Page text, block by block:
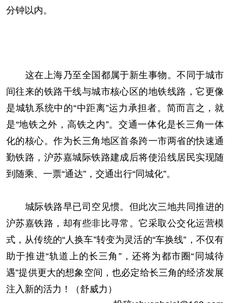
分钟以内。
这在上海乃至全国都属于新生事物。不同于城市
间往来的铁路干线与城市核心区的地铁线路，它更像
是城轨系统中的“中距离”运力承担者。简而言之，就
是“地铁之外，高铁之内”。交通一体化是长三角一体
化的核心。作为长三角地区首条跨一市两省的快速通
勤铁路，沪苏嘉城际铁路建成后将使沿线居民实现随
到随乘、一票“通达”，交通出行“同城化”。
城际铁路早已司空见惯。但此次三地共同推进的
沪苏嘉铁路，却有些非比寻常。它采取公交化运营模
式，从传统的“人换车”转变为灵活的“车换线”，不仅有
助于推进“轨道上的长三角”，还将为都市圈“同城待
遇”提供更大的想象空间，也必定给长三角的经济发展
注入新的活力！（舒威力）